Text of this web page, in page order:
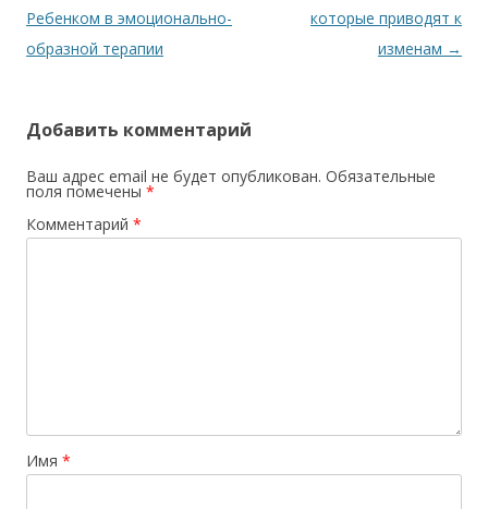
Ребенком в эмоционально-
образной терапии
которые приводят к
изменам →
Добавить комментарий
Ваш адрес email не будет опубликован. Обязательные
поля помечены *
Комментарий *
Имя *